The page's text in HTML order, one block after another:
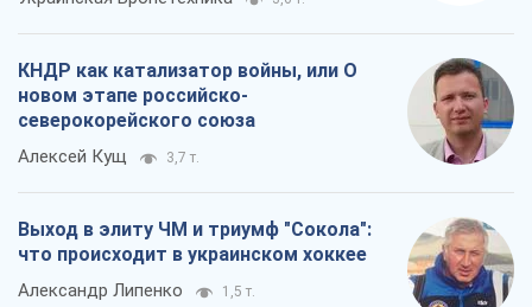
КНДР как катализатор войны, или О
новом этапе российско-
северокорейского союза
Алексей Кущ 3,7 т.
Выход в элиту ЧМ и триумф "Сокола":
что происходит в украинском хоккее
Александр Липенко 1,5 т.